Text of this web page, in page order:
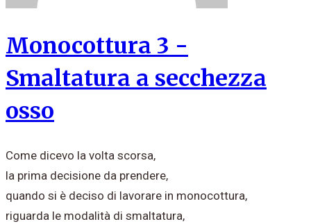
Monocottura 3 -
Smaltatura a secchezza
osso
Come dicevo la volta scorsa,
la prima decisione da prendere,
quando si è deciso di lavorare in monocottura,
riguarda le modalità di smaltatura,